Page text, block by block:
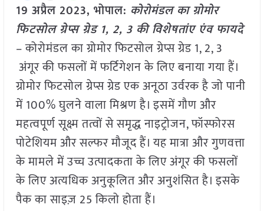
19 अप्रैल 2023, भोपाल: कोरोमंडल का ग्रोमोर
फिटसोल ग्रेप्स ग्रेड 1, 2, 3 की विशेषतांए एंव फायदे
– कोरोमंडल का ग्रोमोर फिटसोल ग्रेप्स ग्रेड 1, 2, 3
अंगूर की फसलों में फर्टिगेशन के लिए बनाया गया हैं।
ग्रोमोर फिटसोल ग्रेप्स ग्रेड एक अनूठा उर्वरक है जो पानी
में 100% घुलने वाला मिश्रण है। इसमें गौण और
महत्वपूर्ण सूक्ष्म तत्वों से समृद्ध नाइट्रोजन, फॉस्फोरस
पोटेशियम और सल्फर मौजूद हैं। यह मात्रा और गुणवत्ता
के मामले में उच्च उत्पादकता के लिए अंगूर की फसलों
के लिए अत्यधिक अनुकूलित और अनुशंसित है। इसके
पैक का साइज़ 25 किलो होता हैं।